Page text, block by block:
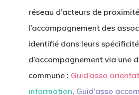
réseau d’acteurs de
l’accompagnement des
identifié dans leurs
d’accompagnement via une
commune : Guid’asso
information, Guid’asso